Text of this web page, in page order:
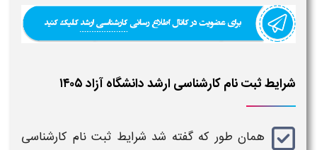
شرایط ثبت نام کارشناسی ارشد دانشگاه آزاد ۱۴۰۵
همان طور که گفته شد شرایط ثبت نام کارشناسی